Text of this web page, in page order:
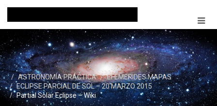
ASTRONOMÍA PRÁCTICA
EFEMERIDES MAPAS
ECLIPSE PARCIAL DE SOL – 20 MARZO 2015
Partial Solar Eclipse – Wiki